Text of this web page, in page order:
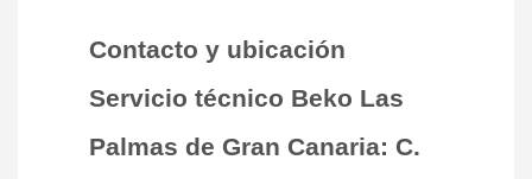
Contacto y ubicación
Servicio técnico Beko Las
Palmas de Gran Canaria: C.